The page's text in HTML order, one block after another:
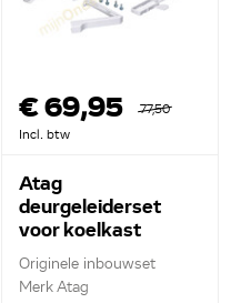
€ 69,95
77,50
Incl. btw
Atag
deurgeleiderset
voor koelkast
714352
Originele inbouwset
Merk Atag